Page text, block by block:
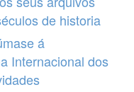
de historia
á
Internacional dos